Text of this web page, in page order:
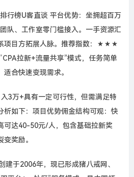
行榜U客直谈 平台优势：坐拥超百万
队、工作室零门槛接入。一手资源汇
项目方拓展人脉。推荐指数：★★★
拉新+流量共享”模式，任务简单
合快速变现需求。
3万+具有一定可行性，但需满足特
析如下：项目优势佣金结构可观：快
可达40-50元/人，包含基础拉新奖
奖励。
建于2006年，现已形成猪八戒网、